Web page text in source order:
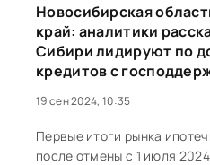
Новосибирская
край: аналитики
Сибири лидируют по
кредитов с
19 сен 2024, 10:35
Первые итоги рынка
после отмены с 1 июля